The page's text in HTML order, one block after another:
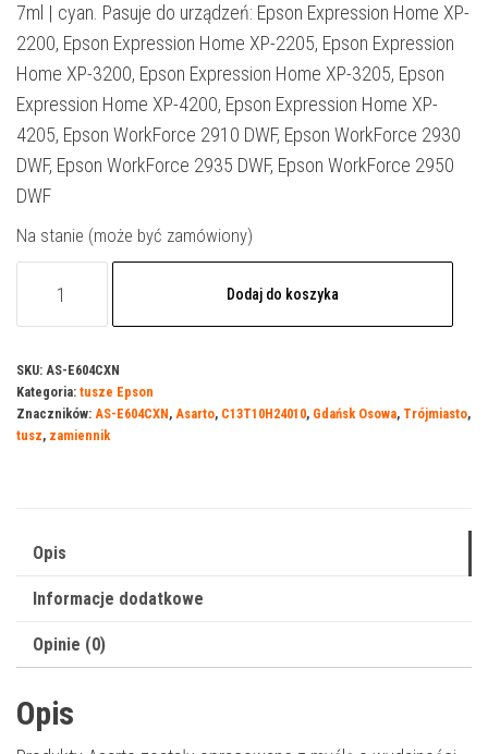
7ml | cyan. Pasuje do urządzeń: Epson Expression Home XP-
2200, Epson Expression Home XP-2205, Epson Expression
Home XP-3200, Epson Expression Home XP-3205, Epson
Expression Home XP-4200, Epson Expression Home XP-
4205, Epson WorkForce 2910 DWF, Epson WorkForce 2930
DWF, Epson WorkForce 2935 DWF, Epson WorkForce 2950
DWF
Na stanie (może być zamówiony)
do
Epson
604CXN
400
7ml
|
cyan
Dodaj do koszyka
SKU: AS-E604CXN
Kategoria: tusze Epson
Znaczników: AS-E604CXN, Asarto, C13T10H24010, Gdańsk Osowa, Trójmiasto,
tusz, zamiennik
Opis
Informacje dodatkowe
Opinie (0)
Opis